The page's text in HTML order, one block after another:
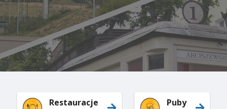
Restauracje Puby